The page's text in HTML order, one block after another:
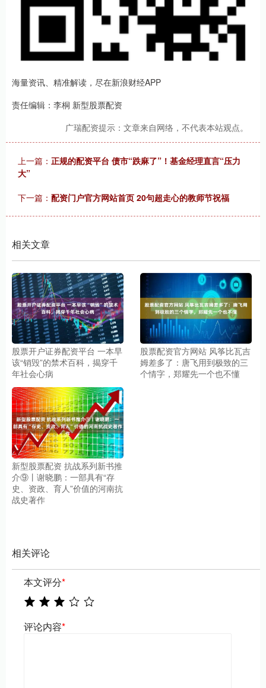
海量资讯、精准解读，尽在新浪财经APP
责任编辑：李桐 新型股票配资
广瑞配资提示：文章来自网络，不代表本站观点。
上一篇： 正规的配资平台 债市“跌麻了”！基金经理直言“压力
大”
下一篇： 配资门户官方网站首页 20句超走心的教师节祝福
相关文章
股票开户证券配资平台 一本早
该“销毁”的禁术百科，揭穿千
年社会心病
股票配资官方网站 风筝比瓦吉
姆差多了：唐飞用到极致的三
个情字，郑耀先一个也不懂
新型股票配资 抗战系列新书推
介⑨丨谢晓鹏：一部具有“存
史、资政、育人”价值的河南抗
战史著作
相关评论
本文评分*
评论内容*